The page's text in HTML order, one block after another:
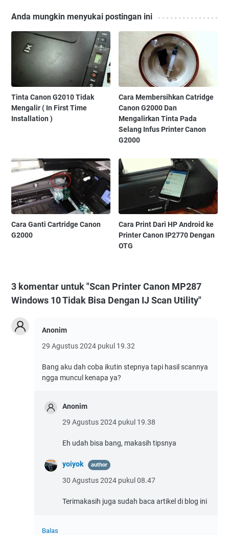
Anda mungkin menyukai postingan ini
Tinta Canon G2010 Tidak
Mengalir ( In First Time
Installation )
Cara Membersihkan Catridge
Canon G2000 Dan
Mengalirkan Tinta Pada
Selang Infus Printer Canon
G2000
Cara Ganti Cartridge Canon
G2000
Cara Print Dari HP Android ke
Printer Canon IP2770 Dengan
OTG
3 komentar untuk "Scan Printer Canon MP287
Windows 10 Tidak Bisa Dengan IJ Scan Utility"
Anonim
29 Agustus 2024 pukul 19.32
Bang aku dah coba ikutin stepnya tapi hasil scannya
ngga muncul kenapa ya?
Anonim
29 Agustus 2024 pukul 19.38
Eh udah bisa bang, makasih tipsnya
yoiyok
30 Agustus 2024 pukul 08.47
Terimakasih juga sudah baca artikel di blog ini
Balas